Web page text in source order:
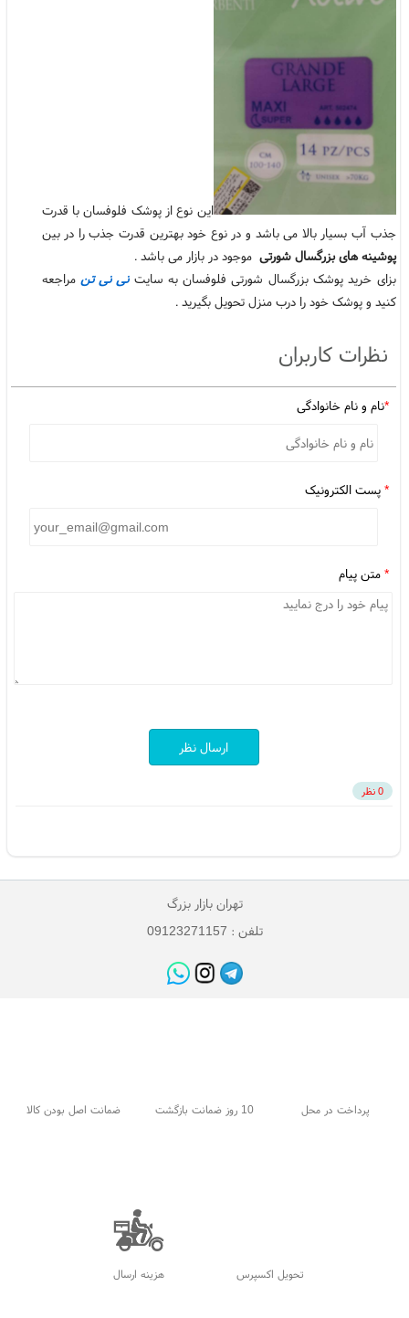
این نوع از پوشک فلوفسان با قدرت
جذب آب بسیار بالا می باشد و در نوع خود بهترین قدرت جذب را در بین
پوشینه های بزرگسال شورتیموجود در بازار می باشد .
بزای خرید پوشک بزرگسال شورتی فلوفسان به سایت نی نی تن مراجعه
کنید و پوشک خود را درب منزل تحویل بگیرید .
نظرات کاربران
*نام و نام خانوادگی
* پست الکترونیک
* متن پیام
ارسال نظر
0 نظر
تهران بازار بزرگ
تلفن : 09123271157